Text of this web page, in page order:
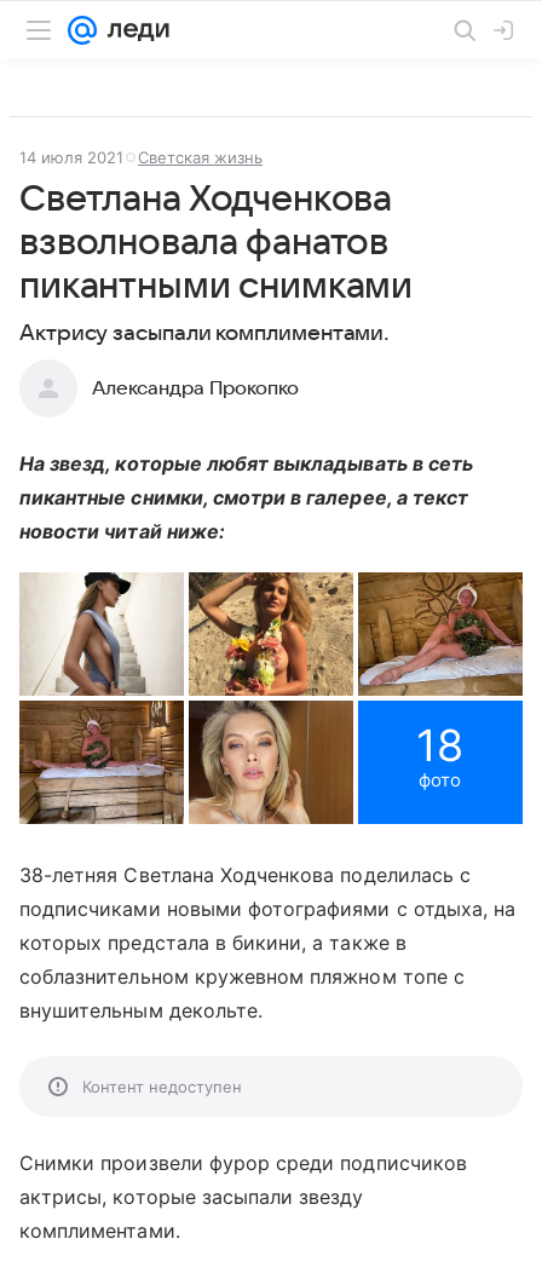
14 июля 2021 Светская жизнь
Светлана Ходченкова
взволновала фанатов
пикантными снимками
Актрису засыпали комплиментами.
Александра Прокопко
На звезд, которые любят выкладывать в сеть
пикантные снимки, смотри в галерее, а текст
новости читай ниже:
18
фото
38-летняя Светлана Ходченкова поделилась с
подписчиками новыми фотографиями с отдыха, на
которых предстала в бикини, а также в
соблазнительном кружевном пляжном топе с
внушительным декольте.
Контент недоступен
Снимки произвели фурор среди подписчиков
актрисы, которые засыпали звезду
комплиментами.